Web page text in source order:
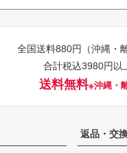
全国送料880円（沖縄・
合計税込3980円以
送料無料※沖縄・
返品・交